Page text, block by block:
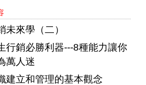
未來學（二）
行銷必勝利器---8種能力讓你
萬人迷
建立和管理的基本觀念